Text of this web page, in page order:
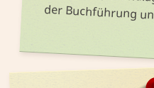
der Buchführung